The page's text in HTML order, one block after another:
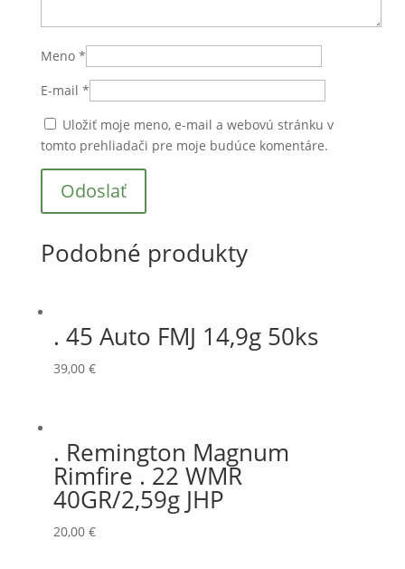
Meno *
E-mail *
Uložiť moje meno, e-mail a webovú stránku v
tomto prehliadači pre moje budúce komentáre.
Podobné produkty
. 45 Auto FMJ 14,9g 50ks
39,00 €
. Remington Magnum
Rimfire . 22 WMR
40GR/2,59g JHP
20,00 €